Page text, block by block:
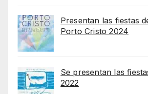
Presentan las fiestas
Porto Cristo 2024
Se presentan las
2022